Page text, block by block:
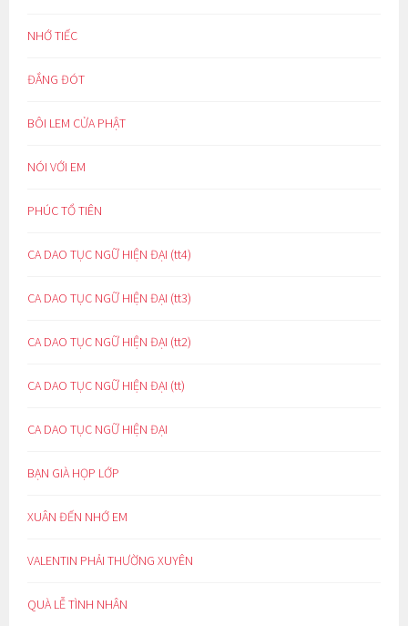
NHỚ TIẾC
ĐẮNG ĐÓT
BÔI LEM CỬA PHẬT
NÓI VỚI EM
PHÚC TỔ TIÊN
CA DAO TỤC NGỮ HIỆN ĐẠI (tt4)
CA DAO TỤC NGỮ HIỆN ĐẠI (tt3)
CA DAO TỤC NGỮ HIỆN ĐẠI (tt2)
CA DAO TỤC NGỮ HIỆN ĐẠI (tt)
CA DAO TỤC NGỮ HIỆN ĐẠI
BẠN GIÀ HỌP LỚP
XUÂN ĐẾN NHỚ EM
VALENTIN PHẢI THƯỜNG XUYÊN
QUÀ LỄ TÌNH NHÂN